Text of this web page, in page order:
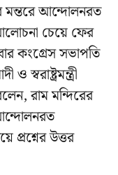
মন্তরে আন্দোলনরত
চেয়ে ফের
কংগ্রেস সভাপতি
ও স্বরাষ্ট্রমন্ত্রী
রাম মন্দিরের
প্রশ্নের উত্তর